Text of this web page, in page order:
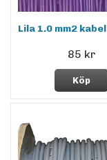
Lila 1.0 mm2 kabel
85 kr
Köp